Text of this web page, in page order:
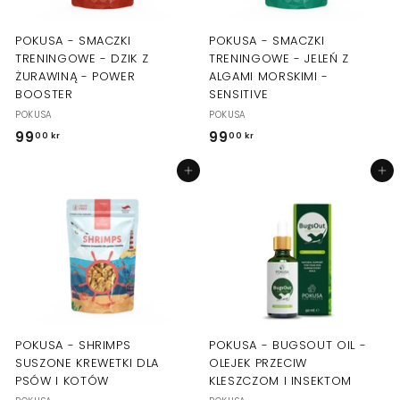
POKUSA - SMACZKI
TRENINGOWE - DZIK Z
ŻURAWINĄ - POWER
BOOSTER
POKUSA
9900 kr
0
0
k
POKUSA - SMACZKI
TRENINGOWE - JELEŃ Z
ALGAMI MORSKIMI -
SENSITIVE
POKUSA
9900 kr
Dodaj do koszyka
POKUSA - SHRIMPS
SUSZONE KREWETKI DLA
PSÓW I KOTÓW
Dodaj do koszyka
POKUSA - BUGSOUT OIL -
OLEJEK PRZECIW
KLESZCZOM I INSEKTOM